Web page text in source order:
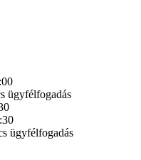
ügyfélfogadás
ügyfélfogadás